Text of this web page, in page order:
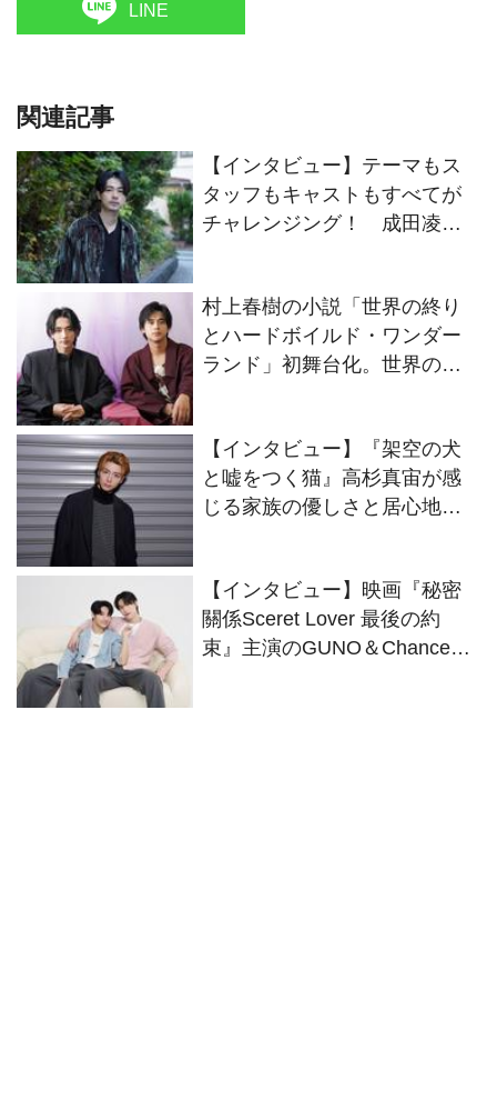
LINE
関連記事
【インタビュー】テーマもス
タッフもキャストもすべてが
チャレンジング！ 成田凌が
村上春樹の小説「世界の終り
とハードボイルド・ワンダー
ランド」初舞台化。世界の終
のWキャストにインタビュー
【インタビュー】『架空の犬
と嘘をつく猫』高杉真宙が感
じる家族の優しさと居心地の
【インタビュー】映画『秘密
關係Sceret Lover 最後の約
束』主演のGUNO＆Chanceが